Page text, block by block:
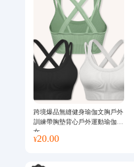
跨境爆品無縫健身瑜伽文胸戶外
訓練帶胸墊背心戶外運動瑜伽服
女
¥20.00